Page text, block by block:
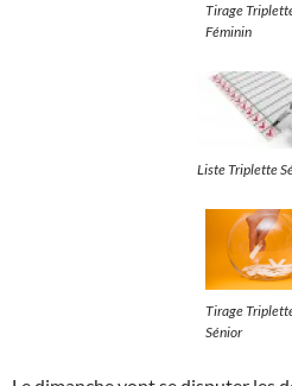
Tirage
Féminin
Liste Triplette
Tirage
Sénior